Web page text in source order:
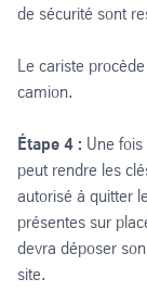
de sécurité sont
Le cariste
camion.
Étape 4 : Une
peut rendre les
autorisé à quitter
présentes sur
devra déposer
site.